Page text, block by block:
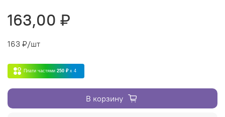
163,00 ₽
163 ₽/шт
Плати частями 250 ₽ x 4
В корзину